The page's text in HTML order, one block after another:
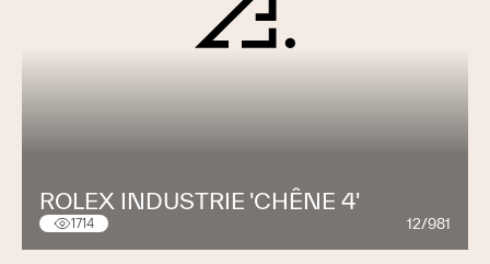
ROLEX INDUSTRIE 'CHÊNE 4'
1714 12/981